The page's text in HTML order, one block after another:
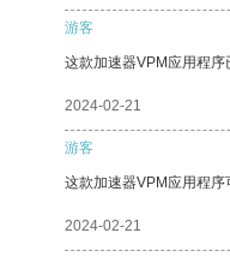
游客
这款加速器VPM应用程序
2024-02-21
游客
这款加速器VPM应用程序
2024-02-21